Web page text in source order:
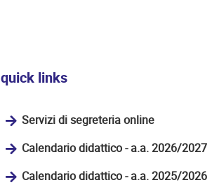
quick links
Servizi di segreteria online
Calendario didattico - a.a. 2026/2027
Calendario didattico - a.a. 2025/2026